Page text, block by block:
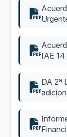
IAE
DA 2ª